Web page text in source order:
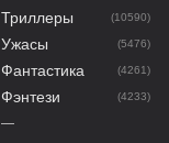
Триллеры (10590)
Ужасы (5476)
Фантастика (4261)
Фэнтези (4233)
—